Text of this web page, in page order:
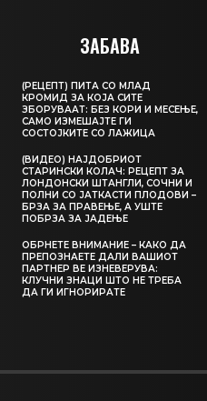
ЗАБАВА
(РЕЦЕПТ) ПИТА СО МЛАД
КРОМИД ЗА КОЈА СИТЕ
ЗБОРУВААТ: БЕЗ КОРИ И МЕСЕЊЕ,
САМО ИЗМЕШАЈТЕ ГИ
СОСТОЈКИТЕ СО ЛАЖИЦА
(ВИДЕО) НАЈДОБРИОТ
СТАРИНСКИ КОЛАЧ: РЕЦЕПТ ЗА
ЛОНДОНСКИ ШТАНГЛИ, СОЧНИ И
ПОЛНИ СО ЈАТКАСТИ ПЛОДОВИ –
БРЗА ЗА ПРАВЕЊЕ, А УШТЕ
ПОБРЗА ЗА ЈАДЕЊЕ
ОБРНЕТЕ ВНИМАНИЕ – КАКО ДА
ПРЕПОЗНАЕТЕ ДАЛИ ВАШИОТ
ПАРТНЕР ВЕ ИЗНЕВЕРУВА:
КЛУЧНИ ЗНАЦИ ШТО НЕ ТРЕБА
ДА ГИ ИГНОРИРАТЕ